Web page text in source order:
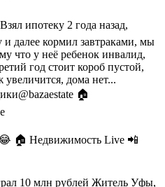
ипотеку 2 года назад,
и далее кормил завтраками, мы
что у неё ребенок инвалид,
год стоит короб пустой,
увеличится, дома нет...
🏠
🏠 Недвижимость Live 📲
10 млн рублей Житель Уфы,